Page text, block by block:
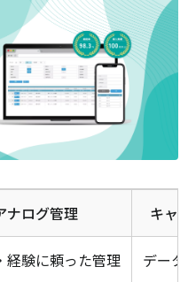
ナログ管理 キャ
経験に頼った管理 データ